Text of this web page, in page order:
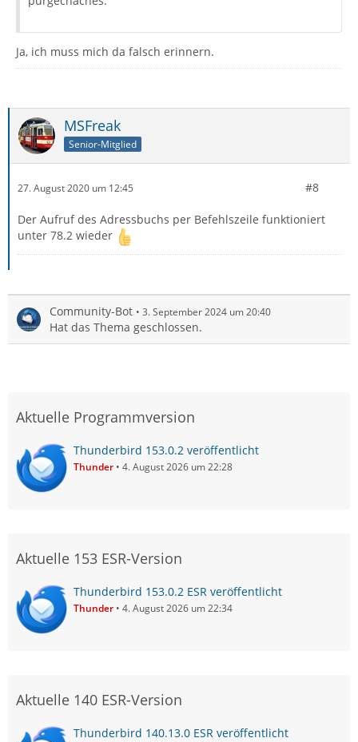
Ja, ich muss mich da falsch erinnern.
MSFreak
Senior-Mitglied
27. August 2020 um 12:45 #8
Der Aufruf des Adressbuchs per Befehlszeile funktioniert
unter 78.2 wieder
Community-Bot 3. September 2024 um 20:40
Hat das Thema geschlossen.
Aktuelle Programmversion
Thunderbird 153.0.2 veröffentlicht
Thunder 4. August 2026 um 22:28
Aktuelle 153 ESR-Version
Thunderbird 153.0.2 ESR veröffentlicht
Thunder 4. August 2026 um 22:34
Aktuelle 140 ESR-Version
Thunderbird 140.13.0 ESR veröffentlicht